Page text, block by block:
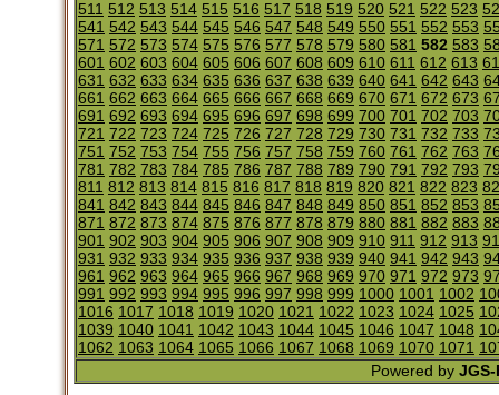
511 512 513 514 515 516 517 518 519 520 521 522 523
541 542 543 544 545 546 547 548 549 550 551 552 553
571 572 573 574 575 576 577 578 579 580 581 582 583
601 602 603 604 605 606 607 608 609 610 611 612 613
631 632 633 634 635 636 637 638 639 640 641 642 643
661 662 663 664 665 666 667 668 669 670 671 672 673
691 692 693 694 695 696 697 698 699 700 701 702 703
721 722 723 724 725 726 727 728 729 730 731 732 733
751 752 753 754 755 756 757 758 759 760 761 762 763
781 782 783 784 785 786 787 788 789 790 791 792 793
811 812 813 814 815 816 817 818 819 820 821 822 823
841 842 843 844 845 846 847 848 849 850 851 852 853
871 872 873 874 875 876 877 878 879 880 881 882 883
901 902 903 904 905 906 907 908 909 910 911 912 913
931 932 933 934 935 936 937 938 939 940 941 942 943
961 962 963 964 965 966 967 968 969 970 971 972 973
991 992 993 994 995 996 997 998 999 1000 1001 1002
1016 1017 1018 1019 1020 1021 1022 1023 1024 1025
1039 1040 1041 1042 1043 1044 1045 1046 1047 1048
1062 1063 1064 1065 1066 1067 1068 1069 1070 1071
Powered by